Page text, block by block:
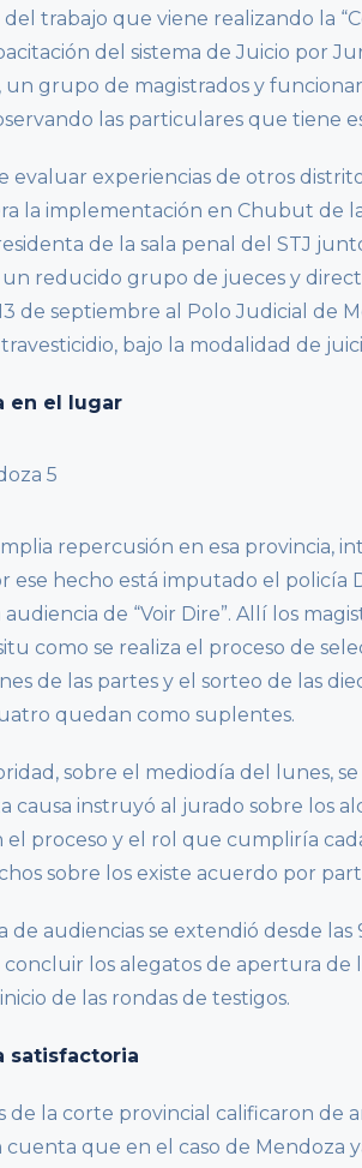
trabajo que viene realizando la
del sistema de Juicio por
grupo de magistrados y
las particulares que tiene
evaluar experiencias de otros
la implementación en Chubut de la
de la sala penal del STJ
un reducido grupo de jueces y
de septiembre al Polo Judicial de
bajo la modalidad de
en el lugar
repercusión en esa provincia,
ese hecho está imputado el policía
audiencia de “Voir Dire”. Allí los
como se realiza el proceso de
de las partes y el sorteo de las
quedan como suplentes.
sobre el mediodía del lunes,
causa instruyó al jurado sobre los
el proceso y el rol que cumpliría
sobre los existe acuerdo por
de audiencias se extendió desde las
los alegatos de apertura de
de las rondas de testigos.
satisfactoria
de la corte provincial calificaron de
que en el caso de Mendoza